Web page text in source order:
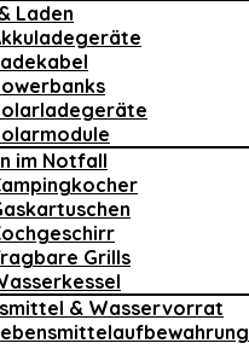
Laden
im Notfall
Grills
& Wasservorrat